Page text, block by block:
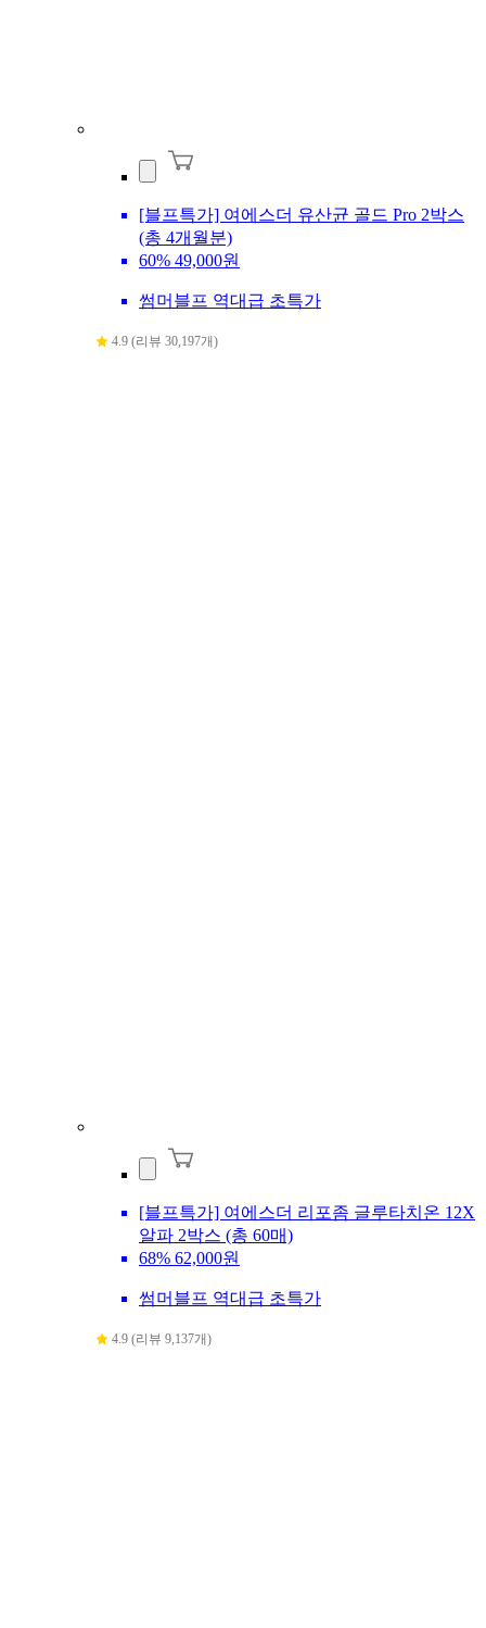
[블프특가] 여에스더 유산균 골드 Pro 2박스
(총 4개월분)
60% 49,000원
썸머블프 역대급 초특가
4.9 (리뷰 30,197개)
[블프특가] 여에스더 리포좀 글루타치온 12X
알파 2박스 (총 60매)
68% 62,000원
썸머블프 역대급 초특가
4.9 (리뷰 9,137개)